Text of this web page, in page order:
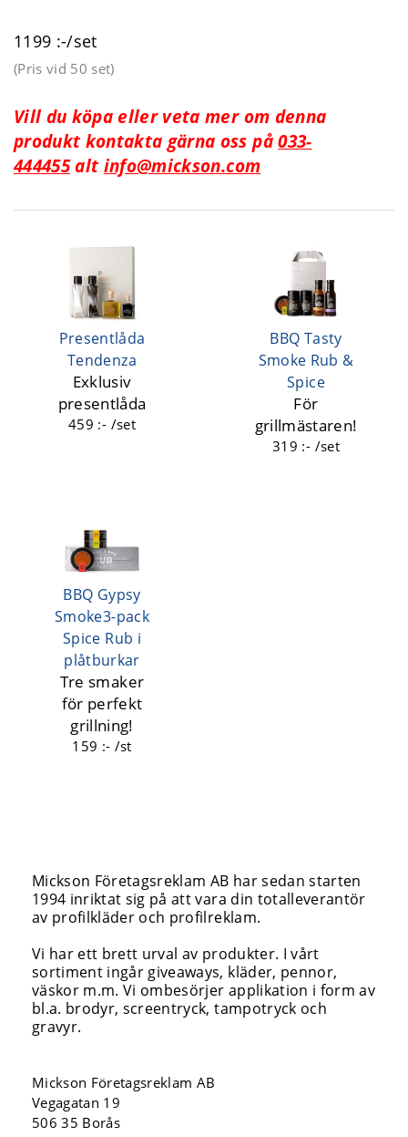
1199 :-/set
(Pris vid 50 set)
Vill du köpa eller veta mer om denna
produkt kontakta gärna oss på033-
444455alt info@mickson.com
Presentlåda
Tendenza
Exklusiv
presentlåda
459 :- /set
BBQ Tasty
Smoke Rub &
Spice
För
grillmästaren!
319 :- /set
BBQ Gypsy
Smoke3-pack
Spice Rub i
plåtburkar
Tre smaker
för perfekt
grillning!
159 :- /st
Mickson Företagsreklam AB har sedan starten
1994 inriktat sig på att vara din totalleverantör
av profilkläder och profilreklam.
Vi har ett brett urval av produkter. I vårt
sortiment ingår giveaways, kläder, pennor,
väskor m.m. Vi ombesörjer applikation i form av
bl.a. brodyr, screentryck, tampotryck och
gravyr.
Mickson Företagsreklam AB
Vegagatan 19
506 35 Borås